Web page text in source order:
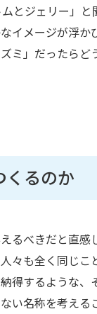
とジェリー」
イメージが浮か
ミ」だったらど
くるのか
るべきだと直感
々も全く同じこ
得するような、
い名称を考える